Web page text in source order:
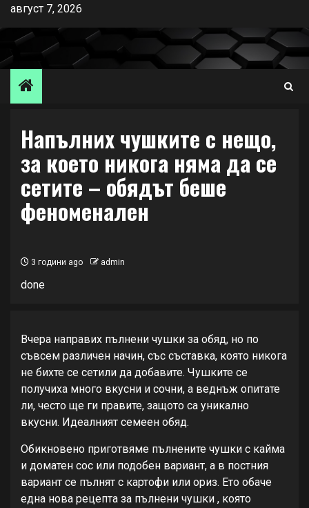
Skip
content
август 7, 2026
Напълних чушките с нещо,
за което никога няма да се
сетите – обядът беше
феноменален
3 години ago admin
done
Вчера направих пълнени чушки за обяд, но по
съвсем различен начин, със съставка, която никога
не бихте се сетили да добавите. Чушките се
получиха много вкусни и сочни, а веднъж опитате
ли, често ще ги правите, защото са уникално
вкусни. Идеалният семеен обяд.
Обикновено приготвяме пълнените чушки с кайма
и доматен сос или подобен вариант, а в постния
вариант се пълнят с картофи или ориз. Ето обаче
една нова рецепта за пълнени чушки , която